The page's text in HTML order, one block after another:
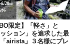
Styleの創設者
ゼルスの人気フラ
並んでいるのを見
ションと食のファ
限定】「軽さ」と
ッション」を追求した最
airista」３名様にプレ